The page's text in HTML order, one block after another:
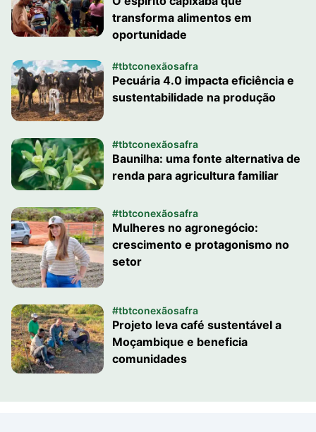
transforma alimentos em
oportunidade
#tbtconexãosafra
Pecuária 4.0 impacta eficiência e
sustentabilidade na produção
#tbtconexãosafra
Baunilha: uma fonte alternativa de
renda para agricultura familiar
#tbtconexãosafra
Mulheres no agronegócio:
crescimento e protagonismo no
setor
#tbtconexãosafra
Projeto leva café sustentável a
Moçambique e beneficia
comunidades